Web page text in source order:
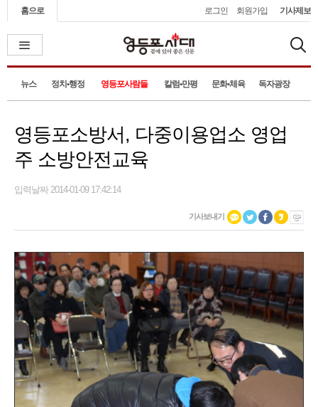
홈으로 로그인 회원가입 기사제보
뉴스 정치•행정 영등포사람들 칼럼•만평 문화•체육 독자광장
영등포소방서, 다중이용업소 영업
주 소방안전교육
입력날짜 2014-01-09 17:42:14
기사보내기